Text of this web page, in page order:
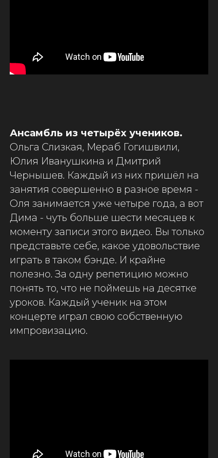
Ансамбль из четырёх учеников.
Ольга Слизкая, Мераб Гогишвили,
Юлия Иванушкина и Дмитрий
Чернышев. Каждый из них пришёл на
занятия совершенно в разное время -
Оля занимается уже четыре года, а вот
Дима - чуть больше шести месяцев к
моменту записи этого видео. Вы только
представьте себе, какое удовольствие
играть в таком бэнде. И крайне
полезно. За одну репетицию можно
понять то, что не поймешь на десятке
уроков. Каждый ученик на этом
концерте играл свою собственную
импровизацию.